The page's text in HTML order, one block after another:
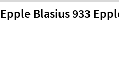
Epple Blasius 933